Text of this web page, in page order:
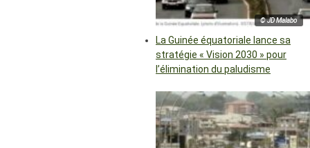
© JD Malabo
La Guinée équatoriale lance sa
stratégie « Vision 2030 » pour
l’élimination du paludisme